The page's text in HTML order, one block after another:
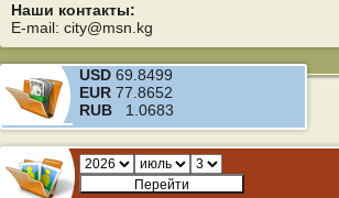
Наши контакты:
E-mail: city@msn.kg
USD 69.8499
EUR 77.8652
RUB 1.0683